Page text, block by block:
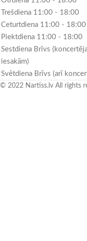
Trešdiena 11:00 - 18:00
Ceturtdiena 11:00 - 18:00
Piektdiena 11:00 - 18:00
Sestdiena Brīvs
iesakām)
Svētdiena Brīvs (arī
© 2022 Nartiss.lv All rights